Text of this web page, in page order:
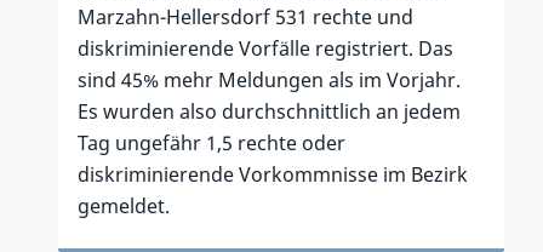
Marzahn-Hellersdorf 531 rechte und
diskriminierende Vorfälle registriert. Das
sind 45% mehr Meldungen als im Vorjahr.
Es wurden also durchschnittlich an jedem
Tag ungefähr 1,5 rechte oder
diskriminierende Vorkommnisse im Bezirk
gemeldet.